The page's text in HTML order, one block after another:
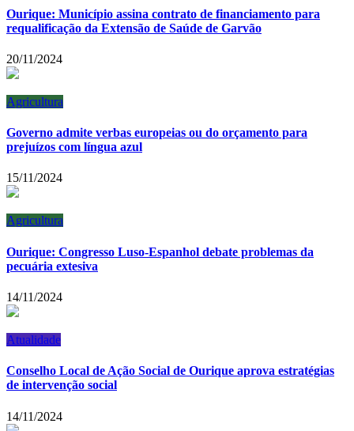
Ourique: Município assina contrato de financiamento para
requalificação da Extensão de Saúde de Garvão
20/11/2024
Agricultura
Governo admite verbas europeias ou do orçamento para
prejuízos com língua azul
15/11/2024
Agricultura
Ourique: Congresso Luso-Espanhol debate problemas da
pecuária extesiva
14/11/2024
Atualidade
Conselho Local de Ação Social de Ourique aprova estratégias
de intervenção social
14/11/2024